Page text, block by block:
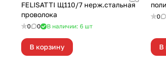
FELISATTI Щ110/7 нерж.стальная
проволока
0 0 В наличии: 6 шт
В корзину
0
В